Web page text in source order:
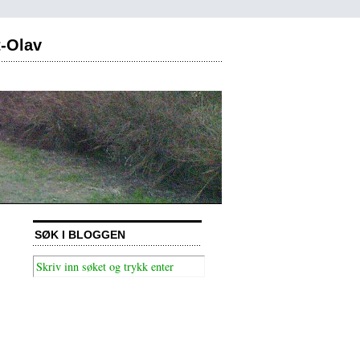
Olav
SØK I BLOGGEN